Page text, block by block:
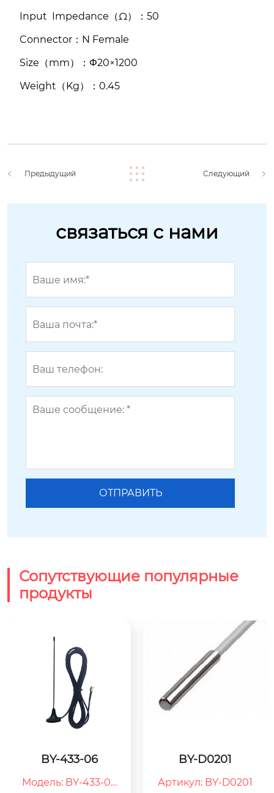
Input Impedance（Ω）：50
Connector：N Female
Size（mm）：Φ20×1200
Weight（Kg）：0.45
Предыдущий Следующий
связаться с нами
Сопутствующие популярные
продукты
BY-433-06
Модель: BY-433-06
BY-D0201
Артикул: BY-D0201